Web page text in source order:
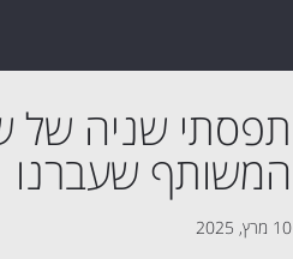
תפסתי שניה של
המשותף שעברנו
10 מרץ, 2025